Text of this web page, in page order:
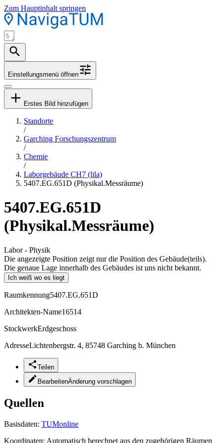
Zum Hauptinhalt springen
Einstellungsmenü öffnen
Erstes Bild hinzufügen
Standorte
/
Garching Forschungszentrum
/
Chemie
/
Laborgebäude CH7 (lila)
5407.EG.651D (Physikal.Messräume)
5407.EG.651D
(Physikal.Messräume)
Labor - Physik
Die angezeigte Position zeigt nur die Position des Gebäude(teils).
Die genaue Lage innerhalb des Gebäudes ist uns nicht bekannt.
Ich weiß wo es liegt
Raumkennung5407.EG.651D
Architekten-Name16514
StockwerkErdgeschoss
AdresseLichtenbergstr. 4, 85748 Garching b. München
Teilen
BearbeitenÄnderung vorschlagen
Quellen
Basisdaten: TUMonline
Koordinaten: Automatisch berechnet aus den zugehörigen Räumen